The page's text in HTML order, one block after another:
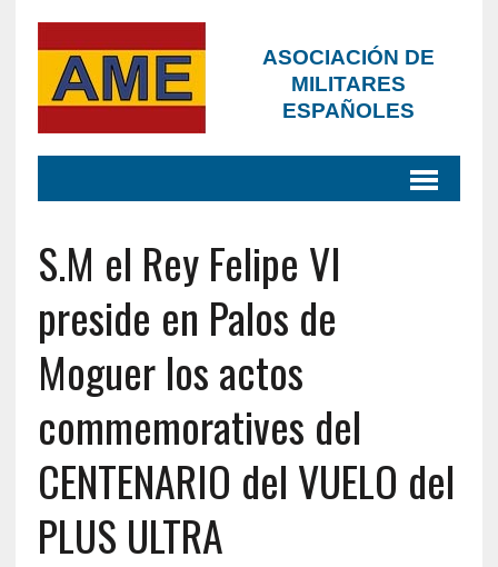
ASOCIACIÓN DE
MILITARES
ESPAÑOLES
S.M el Rey Felipe VI
preside en Palos de
Moguer los actos
commemoratives del
CENTENARIO del VUELO del
PLUS ULTRA